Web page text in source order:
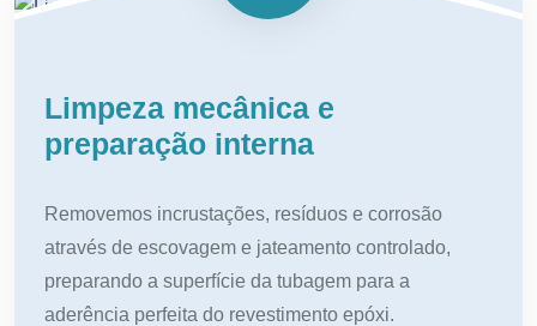
Limpeza mecânica e
preparação interna
Removemos incrustações, resíduos e corrosão
através de escovagem e jateamento controlado,
preparando a superfície da tubagem para a
aderência perfeita do revestimento epóxi.